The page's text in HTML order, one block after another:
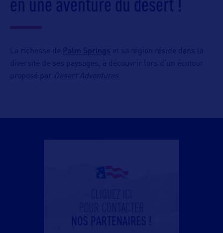
La richesse de Palm Springs et sa région réside dans la
diversité de ses paysages, à découvrir lors d’un écotour
proposé par
Desert Adventures.